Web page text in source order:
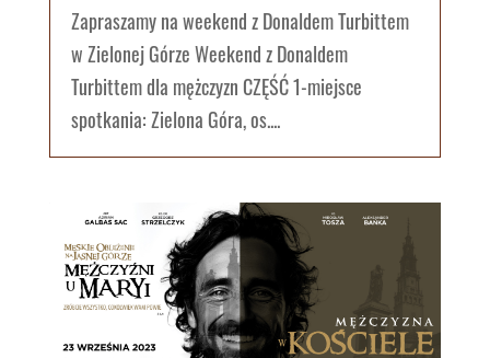
Zapraszamy na weekend z Donaldem Turbittem
w Zielonej Górze Weekend z Donaldem
Turbittem dla mężczyzn CZĘŚĆ 1-miejsce
spotkania: Zielona Góra, os....